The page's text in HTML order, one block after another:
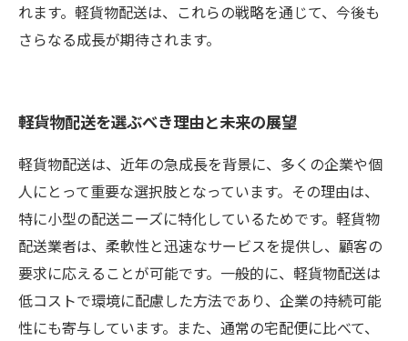
れます。軽貨物配送は、これらの戦略を通じて、今後も
さらなる成長が期待されます。
軽貨物配送を選ぶべき理由と未来の展望
軽貨物配送は、近年の急成長を背景に、多くの企業や個
人にとって重要な選択肢となっています。その理由は、
特に小型の配送ニーズに特化しているためです。軽貨物
配送業者は、柔軟性と迅速なサービスを提供し、顧客の
要求に応えることが可能です。一般的に、軽貨物配送は
低コストで環境に配慮した方法であり、企業の持続可能
性にも寄与しています。また、通常の宅配便に比べて、